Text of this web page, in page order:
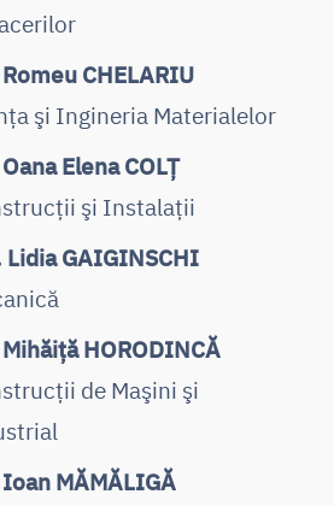
CHELARIU
şi Ingineria Materialelor
Elena COLŢ
şi Instalaţii
Lidia GAIGINSCHI
HORODINCĂ
de Maşini şi
MĂMĂLIGĂ